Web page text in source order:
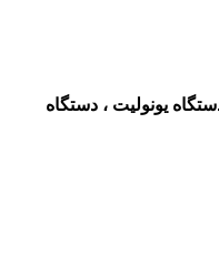
یونولیت ، دستگاه